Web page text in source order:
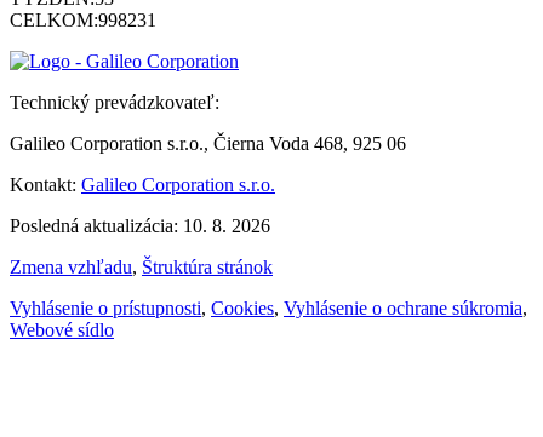
CELKOM:998231
Technický prevádzkovateľ:
Galileo Corporation s.r.o., Čierna Voda 468, 925 06
Kontakt: Galileo Corporation s.r.o.
Posledná aktualizácia: 10. 8. 2026
Zmena vzhľadu, Štruktúra stránok
Vyhlásenie o prístupnosti, Cookies, Vyhlásenie o ochrane súkromia,
Webové sídlo